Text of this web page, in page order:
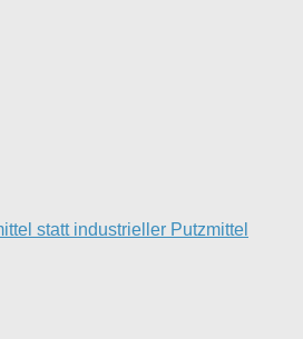
statt industrieller Putzmittel